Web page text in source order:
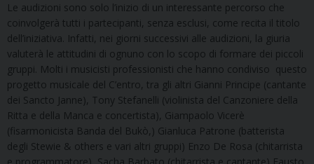
Le audizioni sono solo l’inizio di un interessante percorso che
coinvolgerà tutti i partecipanti, senza esclusi, come recita il titolo
dell’iniziativa. Infatti, nei giorni successivi alle audizioni, la giuria
valuterà le attitudini di ognuno con lo scopo di formare dei piccoli
gruppi. Molti i musicisti professionisti che hanno condiviso questo
progetto musicale del C’entro, tra gli altri Gianni Principe (cantante
dei Sancto Janne), Tony Stefanelli (violinista del Canzoniere della
Ritta e della Manca e concertista), Giampaolo Vicerè
(fisarmonicista Banda del Bukò,) Gianluca Patrone (batterista
degli Stewie & others e vari altri gruppi) Enzo De Rosa (chitarrista